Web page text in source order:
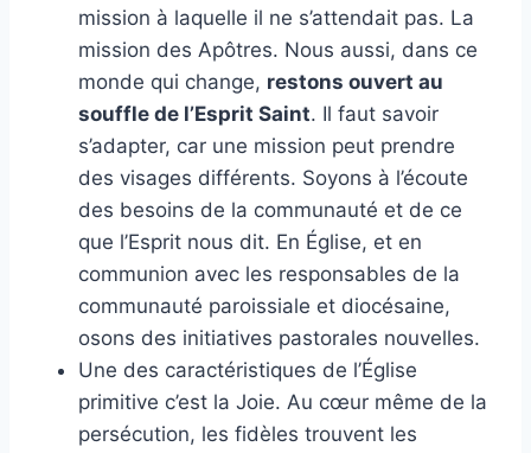
mission à laquelle il ne s’attendait pas. La
mission des Apôtres. Nous aussi, dans ce
monde qui change, restons ouvert au
souffle de l’Esprit Saint. Il faut savoir
s’adapter, car une mission peut prendre
des visages différents. Soyons à l’écoute
des besoins de la communauté et de ce
que l’Esprit nous dit. En Église, et en
communion avec les responsables de la
communauté paroissiale et diocésaine,
osons des initiatives pastorales nouvelles.
Une des caractéristiques de l’Église
primitive c’est la Joie. Au cœur même de la
persécution, les fidèles trouvent les